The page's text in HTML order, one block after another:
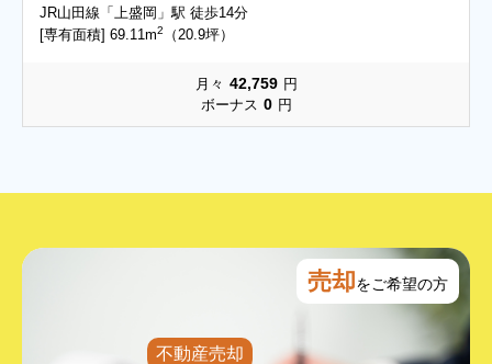
JR山田線「上盛岡」駅 徒歩14分
[専有面積] 69.11m2 （20.9坪）
月々 42,759 円
ボーナス 0 円
不動産売却
売却をご希望の方